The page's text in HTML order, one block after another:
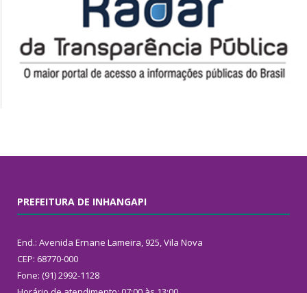
PREFEITURA DE INHANGAPI
End.: Avenida Ernane Lameira, 925, Vila Nova
CEP: 68770-000
Fone: (91) 2992-1128